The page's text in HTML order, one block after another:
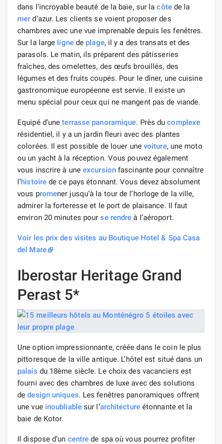
dans l’incroyable beauté de la baie, sur lacôtede la
mer d’azur. Les clients se voient proposer des
chambres avec une vue imprenable depuis les fenêtres.
Sur la large lignede plage, il y a des transats et des
parasols. Le matin, ils préparent des pâtisseries
fraîches, des omelettes, des œufs brouillés, des
légumes et des fruits coupés. Pour le dîner, une cuisine
gastronomique européenne est servie. Il existe un
menu spécial pour ceux qui ne mangent pas de viande.
Equipé d’uneterrasse panoramique. Près ducomplexe
résidentiel, il y a un jardin fleuri avec des plantes
colorées. Il est possible de louer une voiture, une moto
ou un yacht à la réception. Vous pouvez également
vous inscrire à une excursionfascinante pour connaître
l’histoire de ce pays étonnant. Vous devez absolument
vous promener jusqu’à la tour de l’horloge de la ville,
admirer la forteresse et le port de plaisance. Il faut
environ 20 minutes pourse rendre à l’aéroport.
Voir les prix des visites au Boutique Hotel & Spa Casa
del Mare
Iberostar Heritage Grand
Perast 5*
Une option impressionnante, créée dans le coin le plus
pittoresque de la ville antique. L’hôtel est situé dans un
palais du 18ème siècle. Le choix des vacanciers est
fourni avec des chambres de luxe avec des solutions
dedesign uniques. Les fenêtres panoramiques offrent
une vue inoubliablesur l’architectureétonnante et la
baie de Kotor.
Il dispose d’un centre de spa où vous pourrez profiter